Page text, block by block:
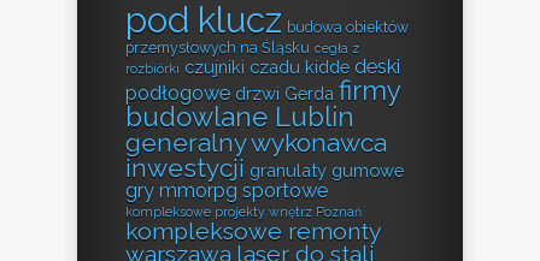
pod klucz budowa obiektów
przemysłowych na Śląsku cegła z
rozbiórki czujniki czadu kidde deski
podłogowe drzwi Gerda firmy
budowlane Lublin
generalny wykonawca
inwestycji granulaty gumowe
gry mmorpg sportowe
kompleksowe projekty wnętrz Poznań
kompleksowe remonty
warszawa laser do stali